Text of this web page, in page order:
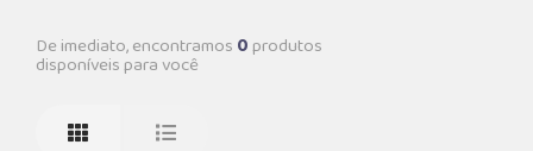
De imediato, encontramos 0produtos
disponíveis para você